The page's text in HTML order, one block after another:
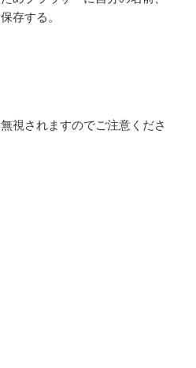
存する。
視されますのでご注意くださ